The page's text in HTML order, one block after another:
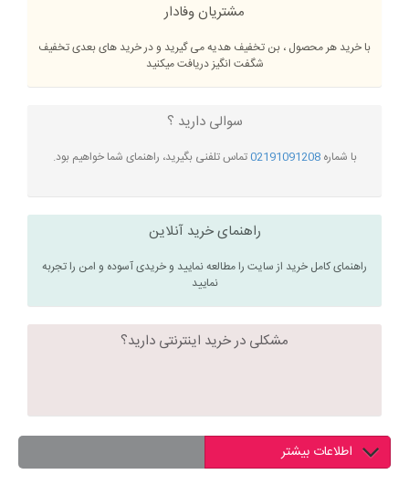
مشتریان وفادار
با خرید هر محصول ، بن تخفیف هدیه می گیرید و در خرید های بعدی تخفیف
شگفت انگیز دریافت میکنید
سوالی دارید ؟
با شماره02191091208تماس تلفنی بگیرید، راهنمای شما خواهیم بود.
راهنمای خرید آنلاین
راهنمای کامل خرید از سایت را مطالعه نمایید و خریدی آسوده و امن را تجربه
نمایید
مشکلی در خرید اینترنتی دارید؟
اطلاعات بیشتر